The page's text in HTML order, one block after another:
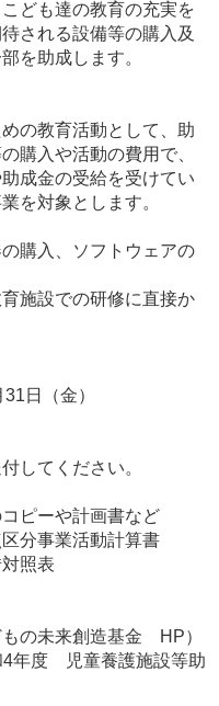
ども達の教育の充実を
される設備等の購入及
を助成します。
の教育活動として、助
購入や活動の費用で、
成金の受給を受けてい
を対象とします。
購入、ソフトウェアの
施設での研修に直接か
日（金）
してください。
ピーや計画書など
分事業活動計算書
照表
もの未来創造基金 HP）
4年度 児童養護施設等助